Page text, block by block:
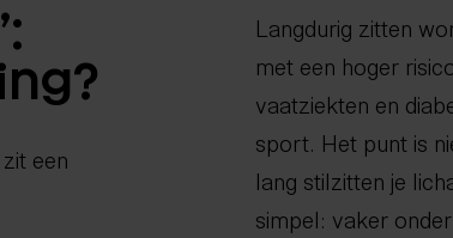
een
Langdurig zitten
met een hoger
vaatziekten en
sport. Het punt is
lang stilzitten je
simpel: vaker